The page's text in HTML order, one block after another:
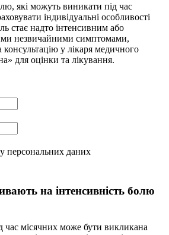
які можуть виникати під час
індивідуальні особливості
стає надто інтенсивним або
незвичайними симптомами,
у лікаря медичного
для оцінки та лікування.
персональних даних
на інтенсивність болю
час місячних може бути викликана